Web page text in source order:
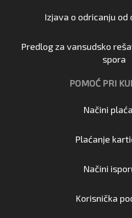
Izjava o odricanju
Predlog za vansudsko
spora
POMOĆ PRI
Načini
Plaćanje
Načini
Korisnička